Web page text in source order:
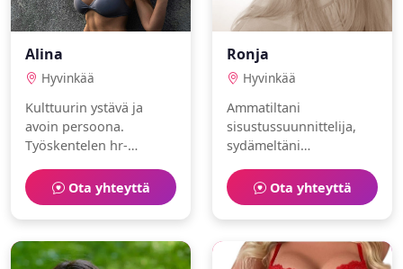
Alina
Hyvinkää
Kulttuurin ystävä ja
avoin persoona.
Työskentelen hr-
Harrastuksiani ovat golf
ja luonto.
Ota yhteyttä
Ronja
Hyvinkää
Ammatiltani
sisustussuunnittelija,
sydämeltäni
Intohimoni ovat
kalastus ja vaellus.
Toivon löytäväni
lämminhenkisen
ihmisen.
Ota yhteyttä